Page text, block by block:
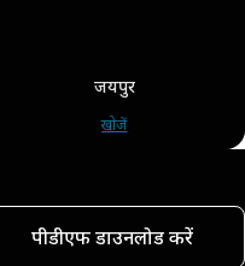
जयपुर
खोजें
पीडीएफ डाउनलोड करें